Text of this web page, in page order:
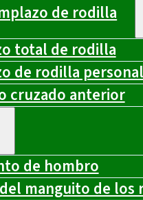
de rodilla
total de rodilla
de rodilla
cruzado anterior
de hombro
manguito de los